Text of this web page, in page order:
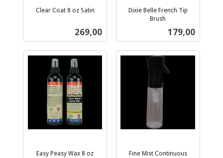
Clear Coat 8 oz Satin
Pris
269,00
Dixie Belle French Tip
Brush
Pris
179,00
Easy Peasy Wax 8 oz
Fine Mist Continuous